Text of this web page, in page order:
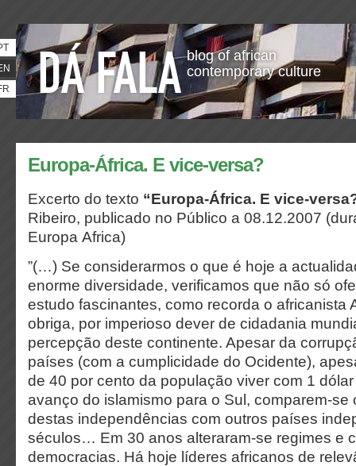
blog of african
contemporary culture
Europa-África. E vice-versa?
Excerto do texto “Europa-África. E vice-
Ribeiro, publicado no Público a 08.12.2007
Europa Africa)
”(…) Se considerarmos o que é hoje a
enorme diversidade, verificamos que não só
estudo fascinantes, como recorda o africanista
obriga, por imperioso dever de cidadania
percepção deste continente. Apesar da
países (com a cumplicidade do Ocidente),
de 40 por cento da população viver com 1
avanço do islamismo para o Sul, comparem-se
destas independências com outros países
séculos… Em 30 anos alteraram-se regimes e
democracias. Há hoje líderes africanos de